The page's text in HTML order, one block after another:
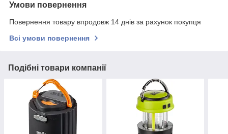
Умови повернення
Повернення товару впродовж 14 днів за рахунок покупця
Всі умови повернення
Подібні товари компанії